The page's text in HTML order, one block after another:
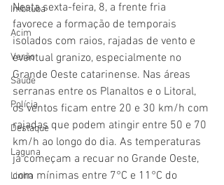
Imbituba
Acim
Verão
Saúde
Polícia
Destaque
Laguna
Linha
Nesta sexta-feira, 8, a frente fria
favorece a formação de temporais
isolados com raios, rajadas de vento e
eventual granizo, especialmente no
Grande Oeste catarinense. Nas áreas
serranas entre os Planaltos e o Litoral,
os ventos ficam entre 20 e 30 km/h com
rajadas que podem atingir entre 50 e 70
km/h ao longo do dia. As temperaturas
já começam a recuar no Grande Oeste,
com mínimas entre 7°C e 11°C do